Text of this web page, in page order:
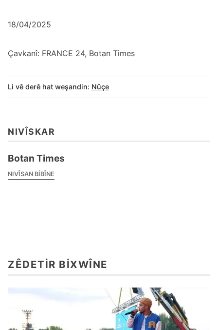
18/04/2025
Çavkanî: FRANCE 24, Botan Times
Li vê derê hat weşandin: Nûçe
NIVÎSKAR
Botan Times
NIVÎSAN BIBÎNE
ZÊDETIR BIXWÎNE